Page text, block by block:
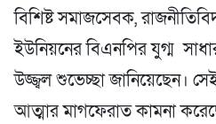
বিশিষ্ট সমাজসেবক,
ইউনিয়নের বিএনপির যুগ্ম
উজ্জ্বল শুভেচ্ছা জানিয়েছেন।
আত্মার মাগফেরাত কামনা